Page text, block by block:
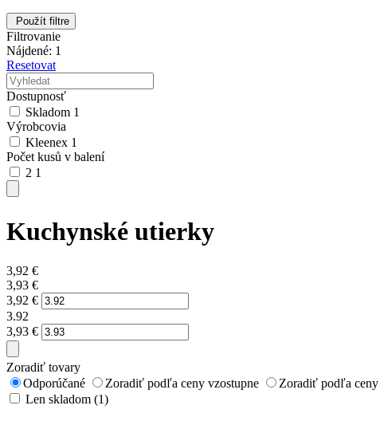
Použít filtre
Filtrovanie
Nájdené: 1
Resetovat
Dostupnosť
Skladom 1
Výrobcovia
Kleenex 1
Počet kusů v balení
2 1
Kuchynské utierky
3,92 €
3,93 €
3,92 €
3.92
3,93 €
Zoradiť tovary
Odporúčané
Zoradiť podľa ceny vzostupne Zoradiť podľa ceny
Len skladom (1)